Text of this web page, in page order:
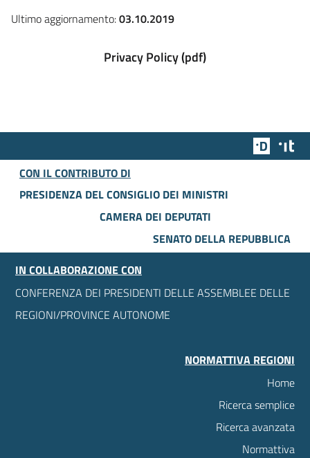
Ultimo aggiornamento:03.10.2019
Privacy Policy (pdf)
Team
CON IL CONTRIBUTO DI
PRESIDENZA DEL CONSIGLIO DEI MINISTRI
CAMERA DEI DEPUTATI
SENATO DELLA REPUBBLICA
IN COLLABORAZIONE CON
CONFERENZA DEI PRESIDENTI DELLE ASSEMBLEE DELLE
REGIONI/PROVINCE AUTONOME
NORMATTIVA REGIONI
Home
Ricerca semplice
Ricerca avanzata
Normattiva